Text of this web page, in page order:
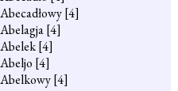
Abecadłowy[4]
Abelagja[4]
Abelek[4]
Abeljo [4]
Abelkowy[4]